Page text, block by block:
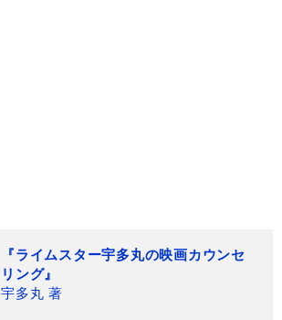
『ライムスター宇多丸の映画カウンセ
リング』
宇多丸 著